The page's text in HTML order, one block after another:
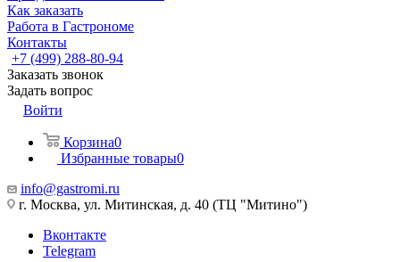
Как заказать
Работа в Гастрономе
Контакты
+7 (499) 288-80-94
Заказать звонок
Задать вопрос
Войти
Корзина0
Избранные товары0
info@gastromi.ru
г. Москва, ул. Митинская, д. 40 (ТЦ "Митино")
Вконтакте
Telegram